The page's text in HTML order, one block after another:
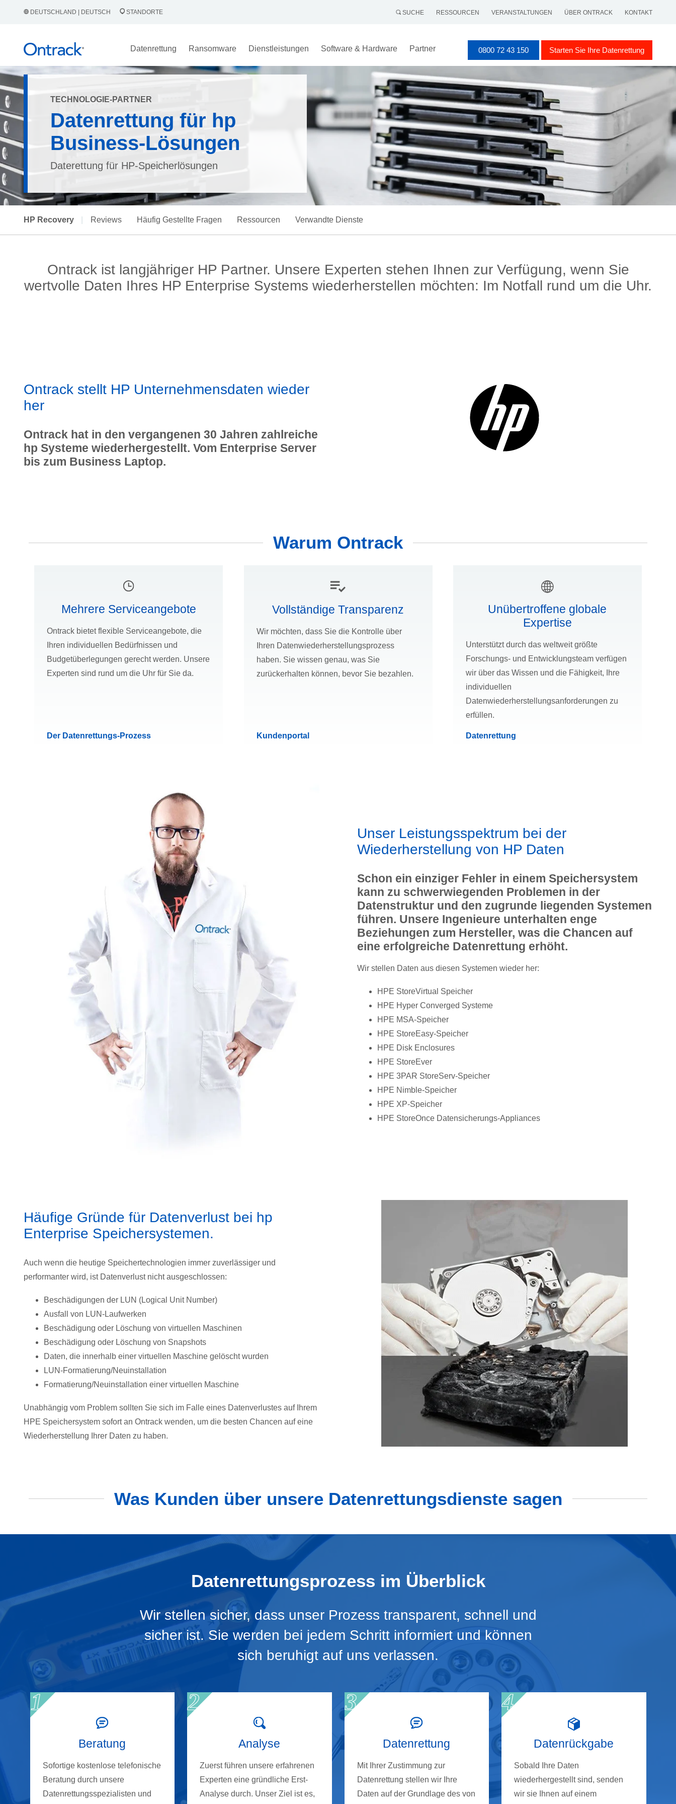
DEUTSCHLAND | DEUTSCH STANDORTE SUCHE RESSOURCEN VERANSTALTUNGEN ÜBER ONTRACK KONTAKT
Datenrettung Ransomware Dienstleistungen Software & Hardware Partner 0800 72 43 150 Starten Sie Ihre Datenrettung
TECHNOLOGIE-PARTNER
Datenrettung für hp
Business-Lösungen
Daterettung für HP-Speicherlösungen
HP Recovery Reviews Häufig Gestellte Fragen Ressourcen Verwandte Dienste
Ontrack ist langjähriger HP Partner. Unsere Experten stehen Ihnen zur Verfügung, wenn Sie
wertvolle Daten Ihres HP Enterprise Systems wiederherstellen möchten: Im Notfall rund um die Uhr.
Ontrack stellt HP Unternehmensdaten wieder
her
Ontrack hat in den vergangenen 30 Jahren zahlreiche
hp Systeme wiederhergestellt. Vom Enterprise Server
bis zum Business Laptop.
Warum Ontrack
Mehrere Serviceangebote
Ontrack bietet flexible Serviceangebote, die
Ihren individuellen Bedürfnissen und
Budgetüberlegungen gerecht werden. Unsere
Experten sind rund um die Uhr für Sie da.
Der Datenrettungs-Prozess
Vollständige Transparenz
Wir möchten, dass Sie die Kontrolle über
Ihren Datenwiederherstellungsprozess
haben. Sie wissen genau, was Sie
zurückerhalten können, bevor Sie bezahlen.
Kundenportal
Unübertroffene globale
Expertise
Unterstützt durch das weltweit größte
Forschungs- und Entwicklungsteam verfügen
wir über das Wissen und die Fähigkeit, Ihre
individuellen
Datenwiederherstellungsanforderungen zu
erfüllen.
Datenrettung
Unser Leistungsspektrum bei der
Wiederherstellung von HP Daten
Schon ein einziger Fehler in einem Speichersystem
kann zu schwerwiegenden Problemen in der
Datenstruktur und den zugrunde liegenden Systemen
führen. Unsere Ingenieure unterhalten enge
Beziehungen zum Hersteller, was die Chancen auf
eine erfolgreiche Datenrettung erhöht.
Wir stellen Daten aus diesen Systemen wieder her:
HPE StoreVirtual Speicher
HPE Hyper Converged Systeme
HPE MSA-Speicher
HPE StoreEasy-Speicher
HPE Disk Enclosures
HPE StoreEver
HPE 3PAR StoreServ-Speicher
HPE Nimble-Speicher
HPE XP-Speicher
HPE StoreOnce Datensicherungs-Appliances
Häufige Gründe für Datenverlust bei hp
Enterprise Speichersystemen.
Auch wenn die heutige Speichertechnologien immer zuverlässiger und
performanter wird, ist Datenverlust nicht ausgeschlossen:
Beschädigungen der LUN (Logical Unit Number)
Ausfall von LUN-Laufwerken
Beschädigung oder Löschung von virtuellen Maschinen
Beschädigung oder Löschung von Snapshots
Daten, die innerhalb einer virtuellen Maschine gelöscht wurden
LUN-Formatierung/Neuinstallation
Formatierung/Neuinstallation einer virtuellen Maschine
Unabhängig vom Problem sollten Sie sich im Falle eines Datenverlustes auf Ihrem
HPE Speichersystem sofort an Ontrack wenden, um die besten Chancen auf eine
Wiederherstellung Ihrer Daten zu haben.
Was Kunden über unsere Datenrettungsdienste sagen
Datenrettungsprozess im Überblick
Wir stellen sicher, dass unser Prozess transparent, schnell und
sicher ist. Sie werden bei jedem Schritt informiert und können
sich beruhigt auf uns verlassen.
Beratung
Sofortige kostenlose telefonische
Beratung durch unsere
Datenrettungsspezialisten und
Analyse
Zuerst führen unsere erfahrenen
Experten eine gründliche Erst-
Analyse durch. Unser Ziel ist es,
Datenrettung
Mit Ihrer Zustimmung zur
Datenrettung stellen wir Ihre
Daten auf der Grundlage des von
Datenrückgabe
Sobald Ihre Daten
wiederhergestellt sind, senden
wir sie Ihnen auf einem